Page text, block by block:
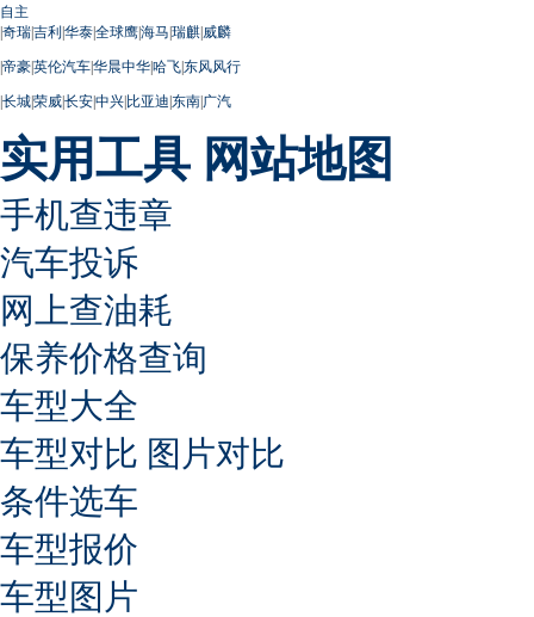
自主
|奇瑞|吉利|华泰|全球鹰|海马|瑞麒|威麟
|帝豪|英伦汽车|华晨中华|哈飞|东风风行
|长城|荣威|长安|中兴|比亚迪|东南|广汽
实用工具 网站地图
手机查违章
汽车投诉
网上查油耗
保养价格查询
车型大全
车型对比 图片对比
条件选车
车型报价
车型图片